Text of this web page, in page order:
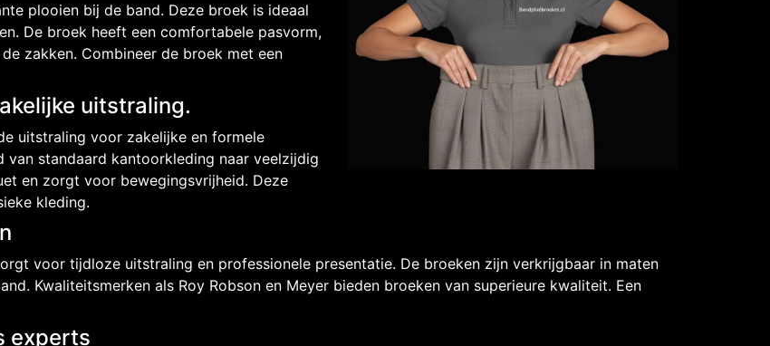
plooien bij de band. Deze broek is ideaal
De broek heeft een comfortabele pasvorm,
zakken. Combineer de broek met een
uitstraling.
uitstraling voor zakelijke en formele
standaard kantoorkleding naar veelzijdig
en zorgt voor bewegingsvrijheid. Deze
kleding.
voor tijdloze uitstraling en professionele presentatie. De broeken zijn verkrijgbaar in maten
Kwaliteitsmerken als Roy Robson en Meyer bieden broeken van superieure kwaliteit. Een
experts